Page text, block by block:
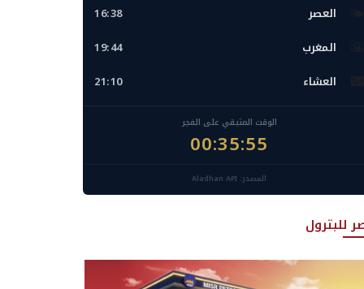
العصر 16:38
المغرب 19:44
العشاء 21:10
الوقت المتبقي على الفجر
00:35:54
المصدر: Aladhan API
للبترول